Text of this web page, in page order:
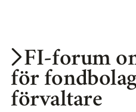
FI-forum
för
förvaltare